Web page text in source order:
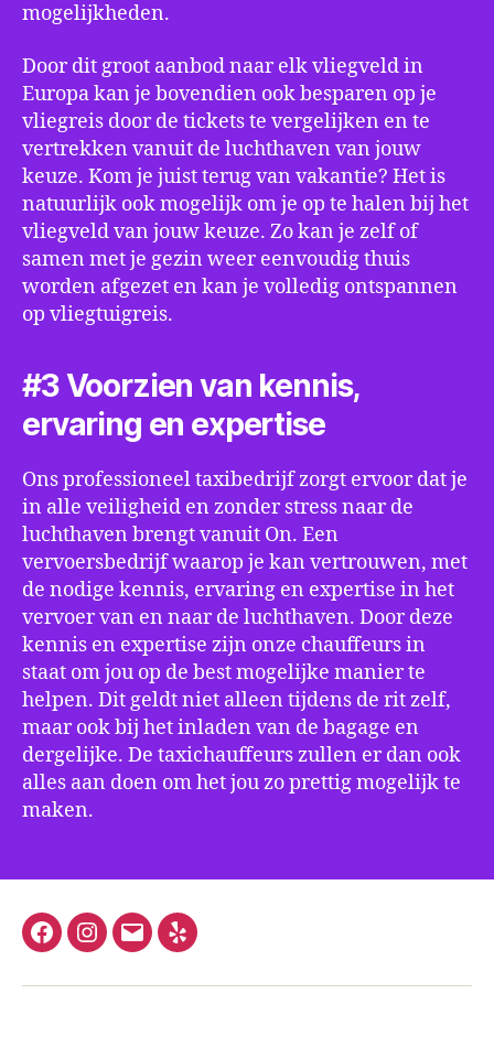
mogelijkheden.
Door dit groot aanbod naar elk vliegveld in
Europa kan je bovendien ook besparen op je
vliegreis door de tickets te vergelijken en te
vertrekken vanuit de luchthaven van jouw
keuze. Kom je juist terug van vakantie? Het is
natuurlijk ook mogelijk om je op te halen bij het
vliegveld van jouw keuze. Zo kan je zelf of
samen met je gezin weer eenvoudig thuis
worden afgezet en kan je volledig ontspannen
op vliegtuigreis.
#3 Voorzien van kennis,
ervaring en expertise
Ons professioneel taxibedrijf zorgt ervoor dat je
in alle veiligheid en zonder stress naar de
luchthaven brengt vanuit On. Een
vervoersbedrijf waarop je kan vertrouwen, met
de nodige kennis, ervaring en expertise in het
vervoer van en naar de luchthaven. Door deze
kennis en expertise zijn onze chauffeurs in
staat om jou op de best mogelijke manier te
helpen. Dit geldt niet alleen tijdens de rit zelf,
maar ook bij het inladen van de bagage en
dergelijke. De taxichauffeurs zullen er dan ook
alles aan doen om het jou zo prettig mogelijk te
maken.
FacebookInstagram
E-
Yelp